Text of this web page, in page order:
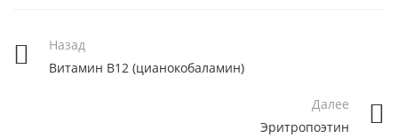
Назад
Витамин В12 (цианокобаламин)
Далее
Эритропоэтин